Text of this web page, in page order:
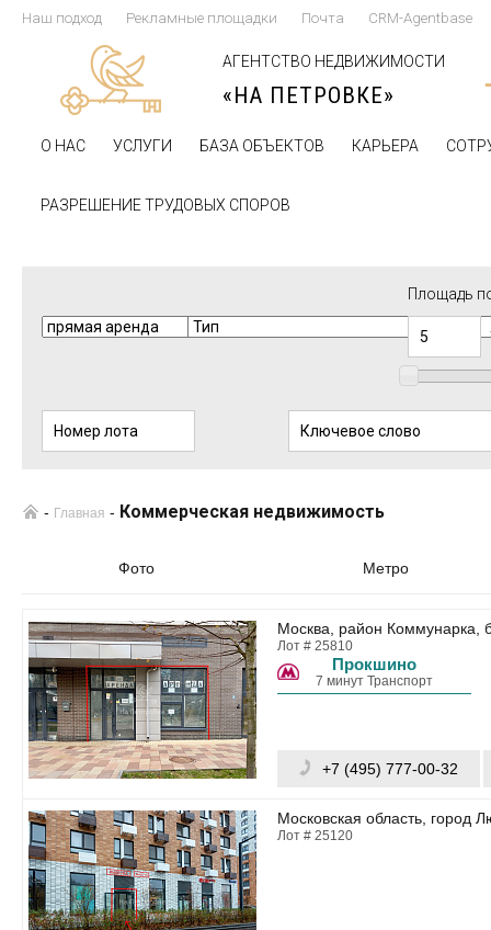
Наш подход Рекламные площадки Почта CRM-Agentbase
АГЕНТСТВО НЕДВИЖИМОСТИ
«НА ПЕТРОВКЕ»
О НАС УСЛУГИ БАЗА ОБЪЕКТОВ КАРЬЕРА
РАЗРЕШЕНИЕ ТРУДОВЫХ СПОРОВ
Площадь
- Главная - Коммерческая недвижимость
Фото Метро
Москва, район Коммунарка,
Лот # 25810
Прокшино
7 минут Транспорт
+7 (495) 777-00-32
Московская область, город
Лот # 25120